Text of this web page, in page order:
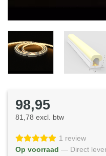
98,95
81,78 excl. btw
1 review
Op voorraad — Direct